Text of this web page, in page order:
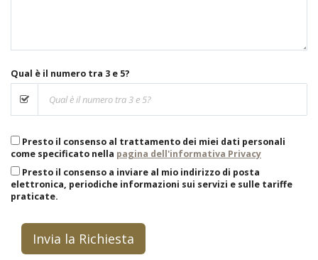
Qual è il numero tra 3 e 5?
Presto il consenso al trattamento dei miei dati personali
come specificato nella pagina dell'informativa Privacy
Presto il consenso a inviare al mio indirizzo di posta
elettronica, periodiche informazioni sui servizi e sulle tariffe
praticate.
Invia la Richiesta